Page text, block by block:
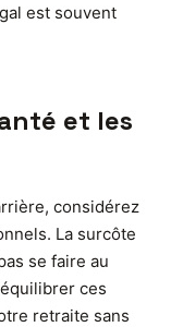
est souvent
et les
considérez
La surcôte
se faire au
ces
retraite sans